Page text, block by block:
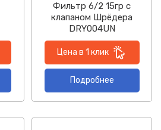
Фильтр 6/2 15гр с
клапаном Шрёдера
DRY004UN
Цена в 1 клик
Подробнее